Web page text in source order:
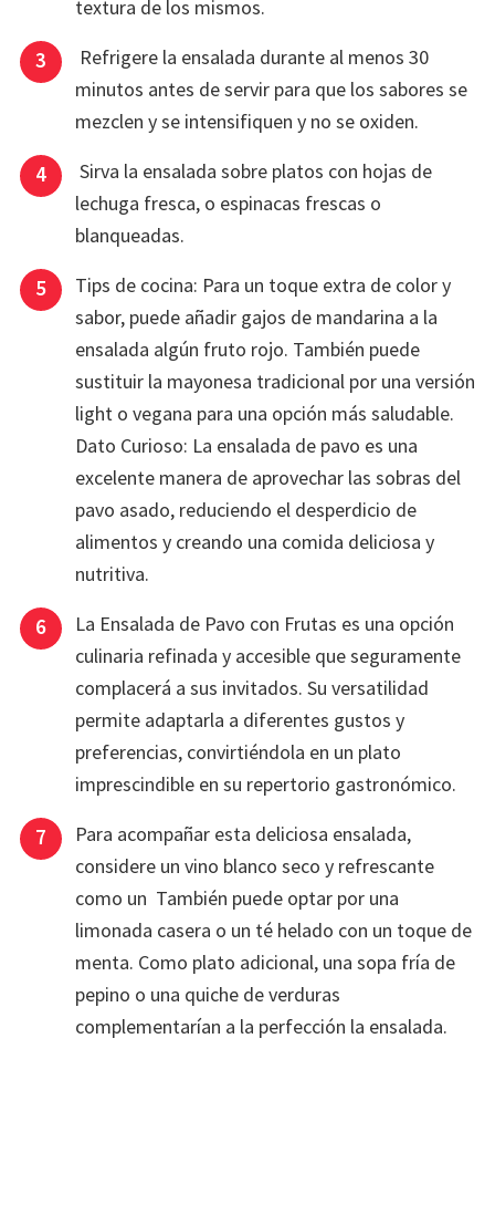
textura de los mismos.
Refrigere la ensalada durante al menos 30
minutos antes de servir para que los sabores se
mezclen y se intensifiquen y no se oxiden.
Sirva la ensalada sobre platos con hojas de
lechuga fresca, o espinacas frescas o
blanqueadas.
Tips de cocina: Para un toque extra de color y
sabor, puede añadir gajos de mandarina a la
ensalada algún fruto rojo. También puede
sustituir la mayonesa tradicional por una versión
light o vegana para una opción más saludable.
Dato Curioso: La ensalada de pavo es una
excelente manera de aprovechar las sobras del
pavo asado, reduciendo el desperdicio de
alimentos y creando una comida deliciosa y
nutritiva.
La Ensalada de Pavo con Frutas es una opción
culinaria refinada y accesible que seguramente
complacerá a sus invitados. Su versatilidad
permite adaptarla a diferentes gustos y
preferencias, convirtiéndola en un plato
imprescindible en su repertorio gastronómico.
Para acompañar esta deliciosa ensalada,
considere un vino blanco seco y refrescante
como un También puede optar por una
limonada casera o un té helado con un toque de
menta. Como plato adicional, una sopa fría de
pepino o una quiche de verduras
complementarían a la perfección la ensalada.